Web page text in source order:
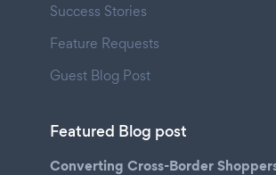
Success Stories
Feature Requests
Guest Blog Post
Featured Blog post
Converting Cross-Border